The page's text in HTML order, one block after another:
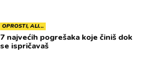
OPROSTI, ALI...
7 najvećih pogrešaka koje činiš dok
se ispričavaš